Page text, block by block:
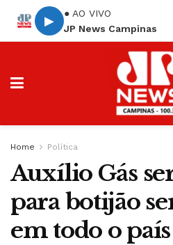
▶
● AO VIVO
JP News Campinas
Home Política
Auxílio Gás
para botijão
em todo o país